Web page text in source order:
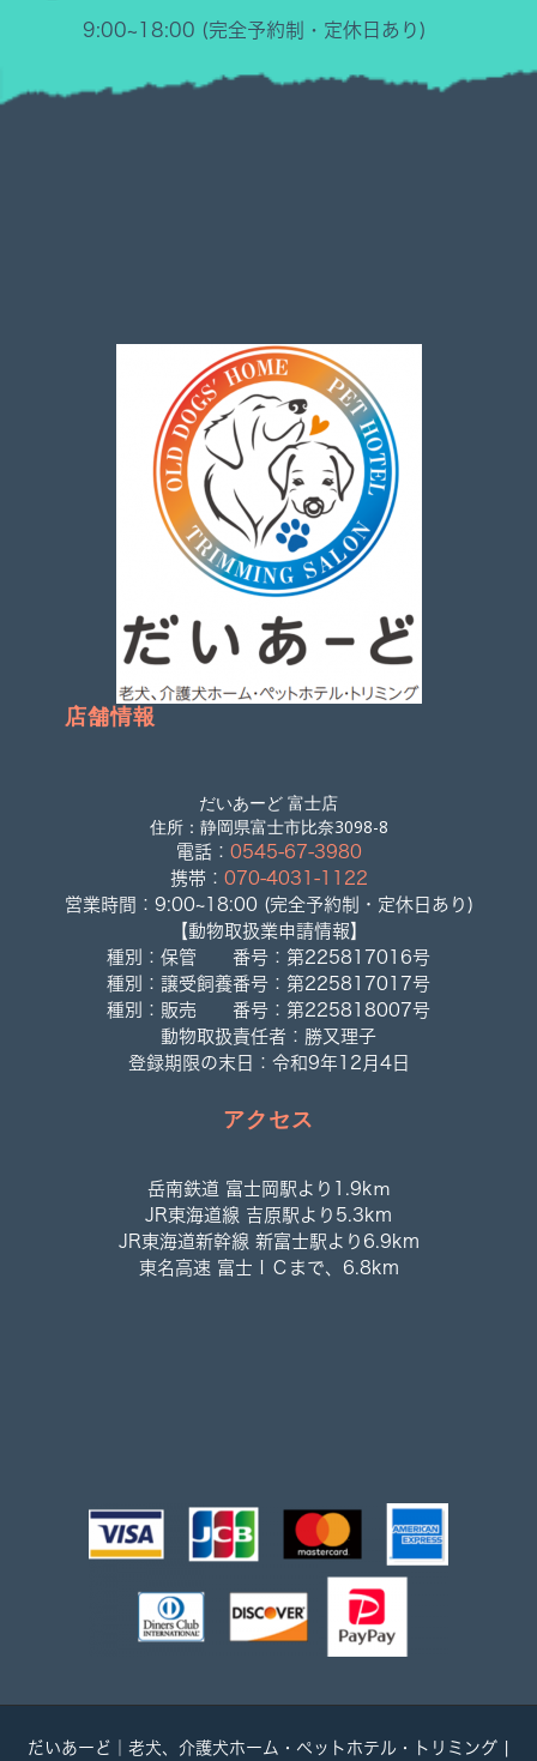
9:00~18:00 (完全予約制・定休日あり)
店舗情報
だいあーど 富士店
住所：静岡県富士市比奈3098-8
電話： 0545-67-3980
携帯： 070-4031-1122
営業時間：9:00~18:00 (完全予約制・定休日あり)
【動物取扱業申請情報】
種別：保管 番号：第225817016号
種別：譲受飼養番号：第225817017号
種別：販売 番号：第225818007号
動物取扱責任者：勝又理子
登録期限の末日：令和9年12月4日
アクセス
岳南鉄道 富士岡駅より1.9kｍ
JR東海道線 吉原駅より5.3km
JR東海道新幹線 新富士駅より6.9km
東名高速 富士ＩＣまで、6.8km
だいあーど｜老犬、介護犬ホーム・ペットホテル・トリミング |